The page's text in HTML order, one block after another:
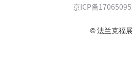
京ICP备
© 法兰克福